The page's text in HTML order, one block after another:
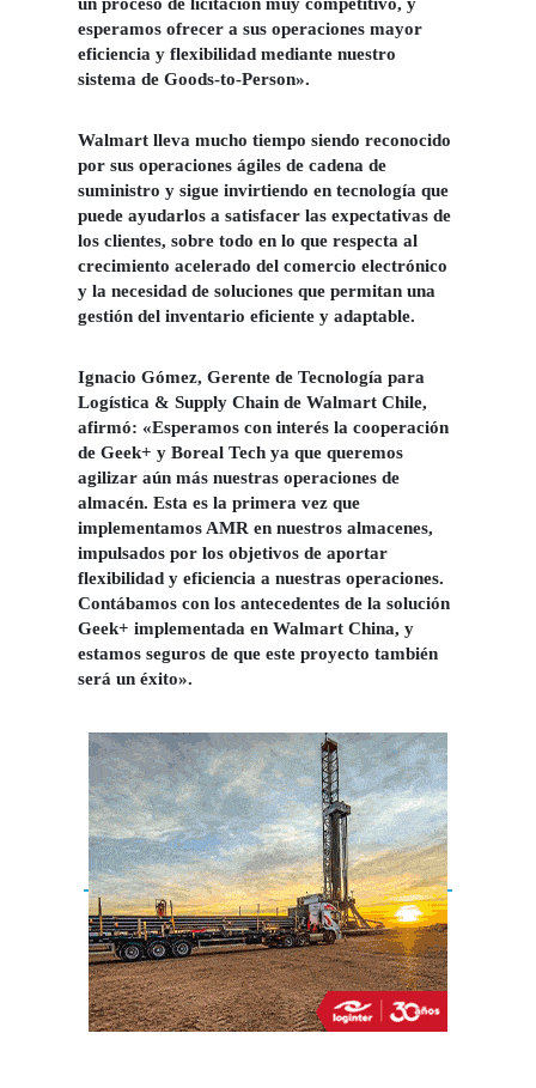
un proceso de licitación muy competitivo, y
esperamos ofrecer a sus operaciones mayor
eficiencia y flexibilidad mediante nuestro
sistema de Goods-to-Person».
Walmart lleva mucho tiempo siendo reconocido
por sus operaciones ágiles de cadena de
suministro y sigue invirtiendo en tecnología que
puede ayudarlos a satisfacer las expectativas de
los clientes, sobre todo en lo que respecta al
crecimiento acelerado del comercio electrónico
y la necesidad de soluciones que permitan una
gestión del inventario eficiente y adaptable.
Ignacio Gómez, Gerente de Tecnología para
Logística & Supply Chain de Walmart Chile,
afirmó: «Esperamos con interés la cooperación
de Geek+ y Boreal Tech ya que queremos
agilizar aún más nuestras operaciones de
almacén. Esta es la primera vez que
implementamos AMR en nuestros almacenes,
impulsados por los objetivos de aportar
flexibilidad y eficiencia a nuestras operaciones.
Contábamos con los antecedentes de la solución
Geek+ implementada en Walmart China, y
estamos seguros de que este proyecto también
será un éxito».